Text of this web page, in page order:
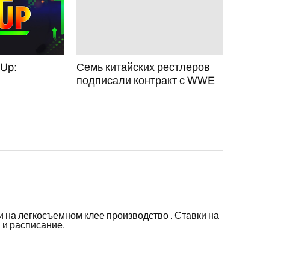
Семь китайских рестлеров
подписали контракт с WWE
на легкосъемном клее производство .Ставки на
расписание.